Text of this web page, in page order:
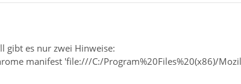
gibt es nur zwei Hinweise:
manifest 'file:///C:/Program%20Files%20(x86)/